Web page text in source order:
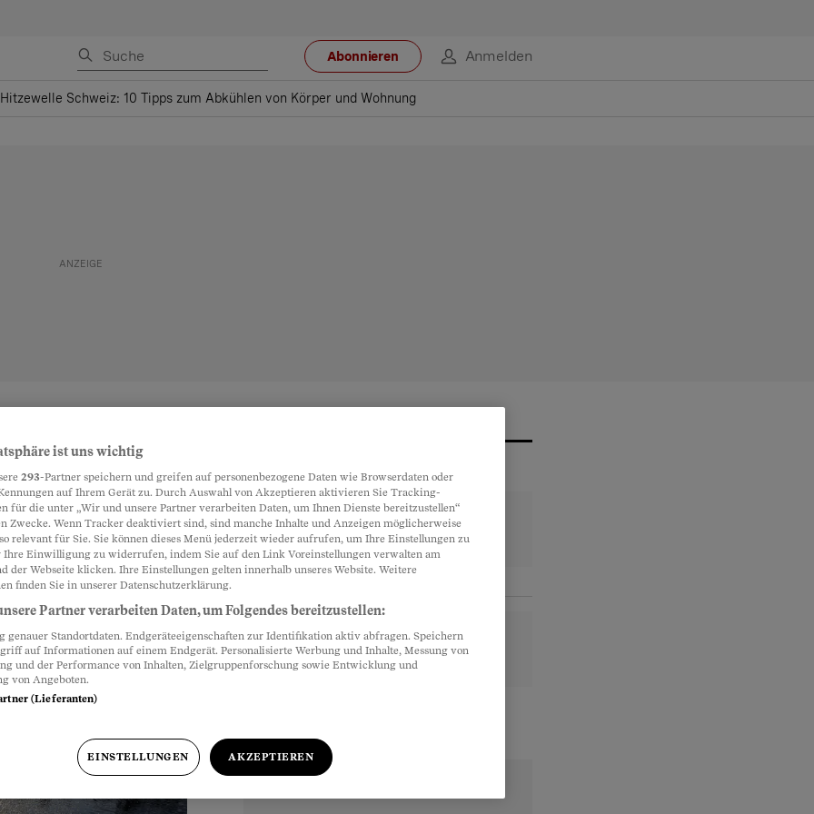
Abonnieren Anmelden
Hitzewelle Schweiz: 10 Tipps zum Abkühlen von Körper und Wohnung
Kopf
nur kurzfristig, um
bleiben Sie
ist uns wichtig
293-Partner speichern und greifen auf personenbezogene Daten wie Browserdaten oder
auf Ihrem Gerät zu. Durch Auswahl von Akzeptieren aktivieren Sie Tracking-
für die unter „Wir und unsere Partner verarbeiten Daten, um Ihnen Dienste bereitzustellen“
Zwecke. Wenn Tracker deaktiviert sind, sind manche Inhalte und Anzeigen möglicherweise
relevant für Sie. Sie können dieses Menü jederzeit wieder aufrufen, um Ihre Einstellungen zu
Ihre Einwilligung zu widerrufen, indem Sie auf den Link Voreinstellungen verwalten am
der Webseite klicken. Ihre Einstellungen gelten innerhalb unseres Website. Weitere
finden Sie in unserer Datenschutzerklärung.
Partner verarbeiten Daten, um Folgendes bereitzustellen:
genauer Standortdaten. Endgeräteeigenschaften zur Identifikation aktiv abfragen. Speichern
auf Informationen auf einem Endgerät. Personalisierte Werbung und Inhalte, Messung von
und der Performance von Inhalten, Zielgruppenforschung sowie Entwicklung und
von Angeboten.
(Lieferanten)
EINSTELLUNGEN AKZEPTIEREN